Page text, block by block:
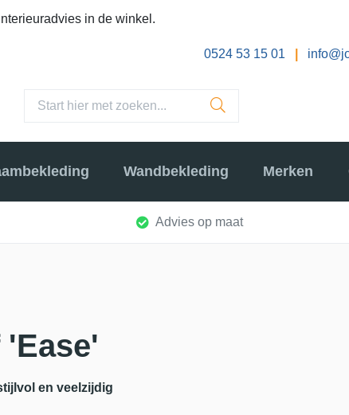
in de winkel.
0524 53 15 01
Wandbekleding Merken
Advies op maat
'Ease'
en veelzijdig